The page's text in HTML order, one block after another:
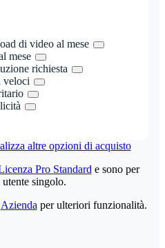
di video al mese
mese
richiesta
veloci
altre opzioni di acquisto
Pro Standard e sono per
utente singolo.
Azienda per ulteriori funzionalità.